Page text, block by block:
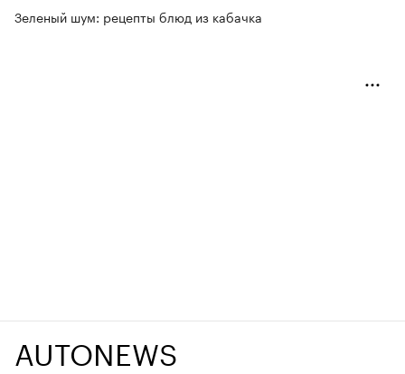
Зеленый шум: рецепты блюд из кабачка
AUTONEWS